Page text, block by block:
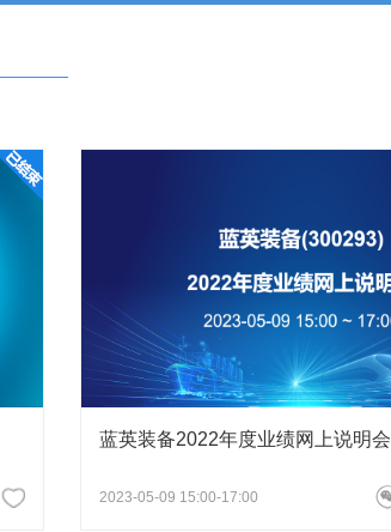
放量
蓝英装备2022年度业绩网上说明会
2023-05-09 15:00-17:00